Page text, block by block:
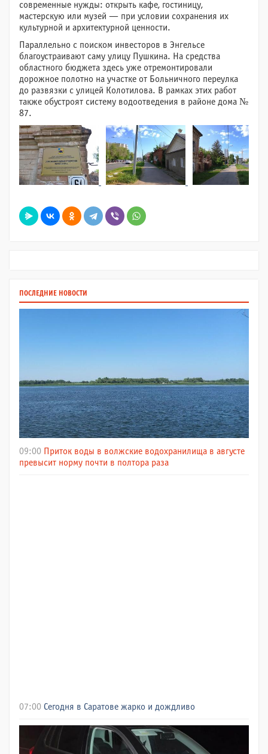
современные нужды: открыть кафе, гостиницу,
мастерскую или музей — при условии сохранения их
культурной и архитектурной ценности.
Параллельно с поиском инвесторов в Энгельсе
благоустраивают саму улицу Пушкина. На средства
областного бюджета здесь уже отремонтировали
дорожное полотно на участке от Больничного переулка
до развязки с улицей Колотилова. В рамках этих работ
также обустроят систему водоотведения в районе дома №
87.
ПОСЛЕДНИЕ НОВОСТИ
09:00 Приток воды в волжские водохранилища в августе
превысит норму почти в полтора раза
07:00 Сегодня в Саратове жарко и дождливо